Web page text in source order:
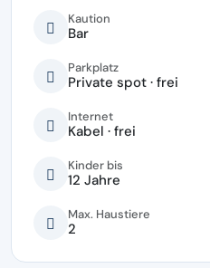
Kaution
Bar
Parkplatz
Private spot · frei
Internet
Kabel · frei
Kinder bis
12 Jahre
Max. Haustiere
2